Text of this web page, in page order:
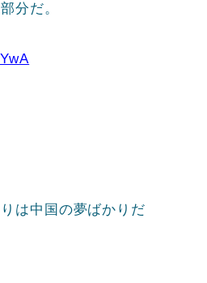
分だ。
は中国の夢ばかりだ